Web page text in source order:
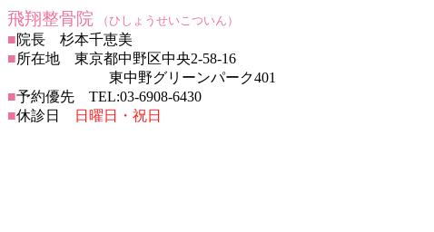
飛翔整骨院 （ひしょうせいこついん）
■院長 杉本千恵美
■所在地 東京都中野区中央2-58-16
東中野グリーンパーク401
■予約優先 TEL:03-6908-6430
■休診日 日曜日・祝日